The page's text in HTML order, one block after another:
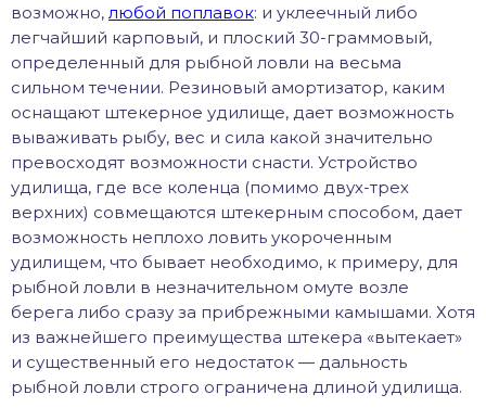
возможно, любой поплавок: и уклеечный либо
легчайший карповый, и плоский 30-граммовый,
определенный для рыбной ловли на весьма
сильном течении. Резиновый амортизатор, каким
оснащают штекерное удилище, дает возможность
вываживать рыбу, вес и сила какой значительно
превосходят возможности снасти. Устройство
удилища, где все коленца (помимо двух-трех
верхних) совмещаются штекерным способом, дает
возможность неплохо ловить укороченным
удилищем, что бывает необходимо, к примеру, для
рыбной ловли в незначительном омуте возле
берега либо сразу за прибрежными камышами. Хотя
из важнейшего преимущества штекера «вытекает»
и существенный его недостаток — дальность
рыбной ловли строго ограничена длиной удилища.